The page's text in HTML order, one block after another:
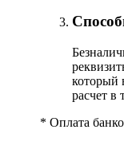
который
расчет в
* Оплата